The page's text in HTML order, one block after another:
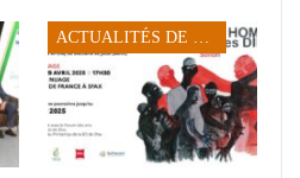
ACTUALITÉS DE SFAX